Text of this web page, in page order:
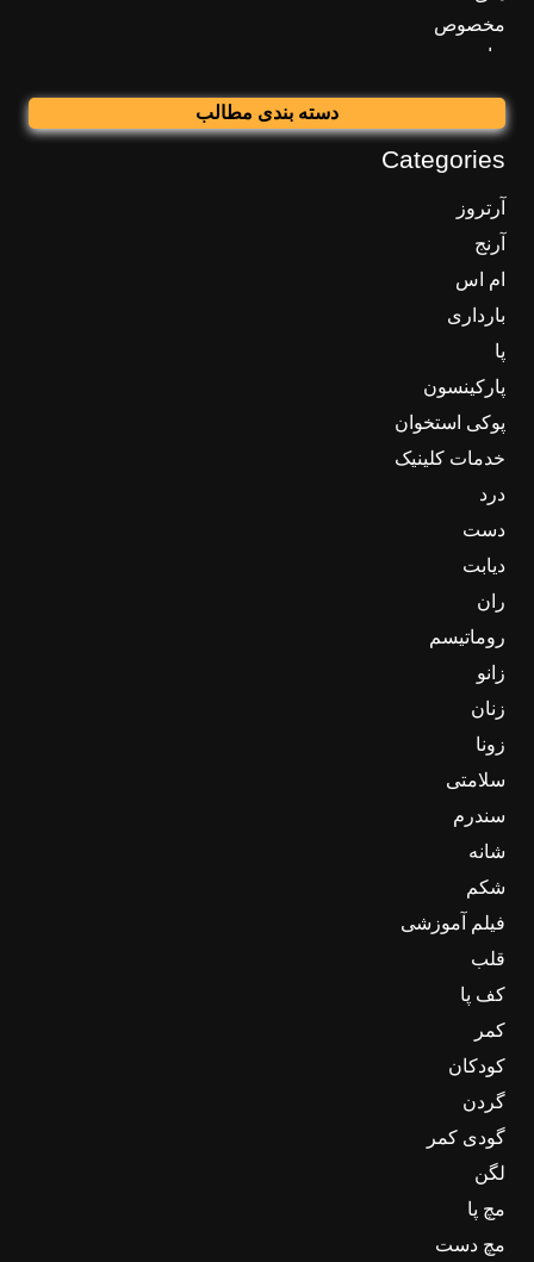
دسته بندی مطالب
Categories
آرتروز
آرنج
ام اس
بارداری
پا
پارکینسون
پوکی استخوان
خدمات کلینیک
درد
دست
دیابت
ران
روماتیسم
زانو
زنان
زونا
سلامتی
سندرم
شانه
شکم
فیلم آموزشی
قلب
کف پا
کمر
کودکان
گردن
گودی کمر
لگن
مچ پا
مچ دست